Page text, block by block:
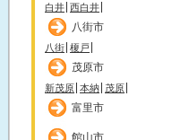
白井 西白井
八街市
八街 榎戸
茂原市
新茂原 本納 茂原
富里市
館山市